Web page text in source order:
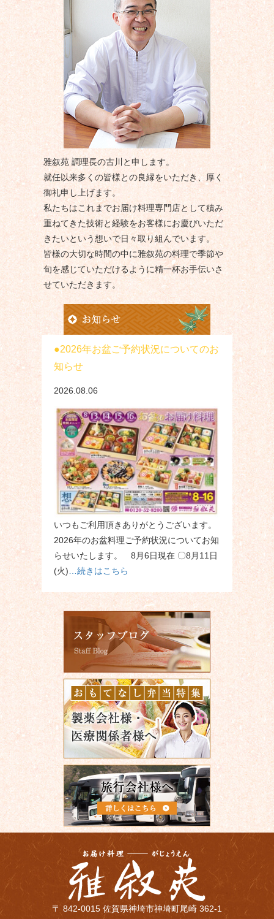
雅叙苑 調理長の古川と申します。
就任以来多くの皆様との良縁をいただき、厚く
御礼申し上げます。
私たちはこれまでお届け料理専門店として積み
重ねてきた技術と経験をお客様にお慶びいただ
きたいという想いで日々取り組んでいます。
皆様の大切な時間の中に雅叙苑の料理で季節や
旬を感じていただけるように精一杯お手伝いさ
せていただきます。
2026年お盆ご予約状況についてのお
知らせ
2026.08.06
いつもご利用頂きありがとうございます。
2026年のお盆料理ご予約状況についてお知
らせいたします。 8月6日現在 〇8月11日
(火) …続きはこちら
〒 842-0015 佐賀県神埼市神埼町尾崎 362-1